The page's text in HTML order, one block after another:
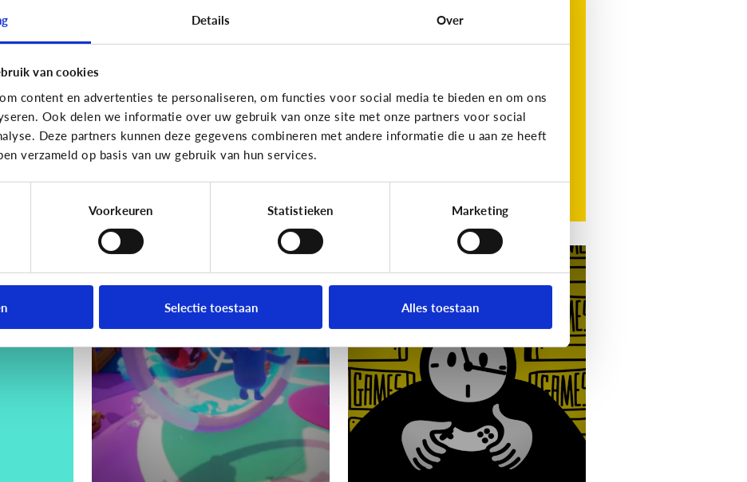
Details Over
van cookies
content en advertenties te personaliseren, om functies voor social media te bieden en om ons
Ook delen we informatie over uw gebruik van onze site met onze partners voor social
Deze partners kunnen deze gegevens combineren met andere informatie die u aan ze heeft
verzameld op basis van uw gebruik van hun services.
Voorkeuren Statistieken Marketing
Selectie toestaan Alles toestaan
Mijn kind wordt boos
als het moet stoppen
Wat is Roblox?
Hét favoriete gamingplatform
ik
Gaming
Wat is Fall Guys? [Video]Gamet mijn
kind teveel?